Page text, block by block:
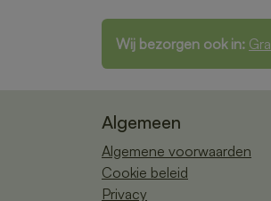
Wij bezorgen ook in:
Algemeen
Algemene voorwaarden
Cookie beleid
Privacy